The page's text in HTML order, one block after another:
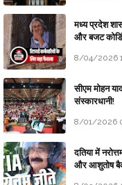
मध्य प्रदेश
और बजट
8/04/2026
सीएम मोहन
संस्कारधानी!
8/01/2026
दतिया में
और आशुतोष